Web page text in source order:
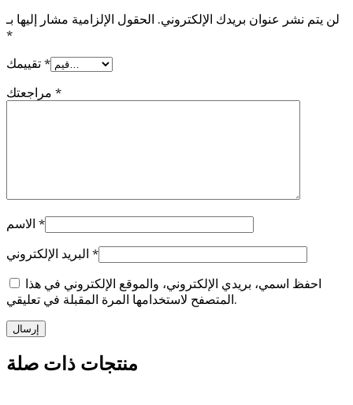
لن يتم نشر عنوان بريدك الإلكتروني. الحقول الإلزامية مشار إليها بـ
*
*
*
*
*
احفظ اسمي، بريدي الإلكتروني، والموقع الإلكتروني في هذا
المتصفح لاستخدامها المرة المقبلة في تعليقي.
منتجات ذات صلة